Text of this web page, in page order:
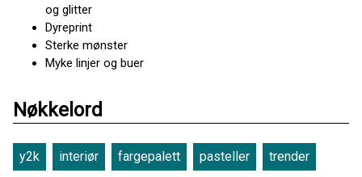
og glitter
Dyreprint
Sterke mønster
Myke linjer og buer
Nøkkelord
y2k interiør fargepalett pasteller trender